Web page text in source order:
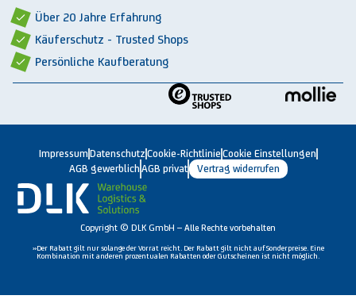
Über 20 Jahre Erfahrung
Käuferschutz - Trusted Shops
Persönliche Kaufberatung
Impressum Datenschutz Cookie-Richtlinie Cookie Einstellungen
AGB gewerblich AGB privat Vertrag widerrufen
Copyright © DLK GmbH – Alle Rechte vorbehalten
»Der Rabatt gilt nur solange der Vorrat reicht. Der Rabatt gilt nicht auf Sonderpreise. Eine
Kombination mit anderen prozentualen Rabatten oder Gutscheinen ist nicht möglich.